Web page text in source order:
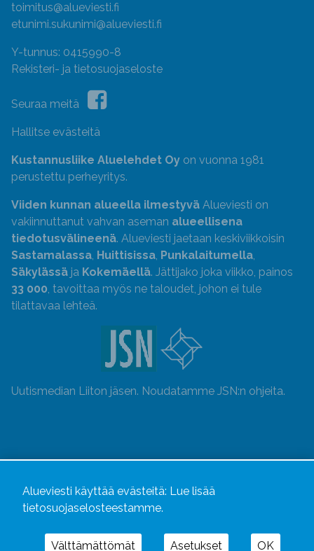
toimitus@alueviesti.fi
etunimi.sukunimi@alueviesti.fi
Y-tunnus: 0415990-8
Rekisteri- ja tietosuojaseloste
Seuraa meitä
Hallitse evästeitä
Kustannusliike Aluelehdet Oy on vuonna 1981
perustettu perheyritys.
Viiden kunnan alueella ilmestyvä Alueviesti on
vakiinnuttanut vahvan aseman alueellisena
tiedotusvälineenä. Alueviesti jaetaan keskiviikkoisin
Sastamalassa, Huittisissa, Punkalaitumella,
Säkylässä ja Kokemäellä. Jättijako joka viikko, painos
33 000, tavoittaa myös ne taloudet, johon ei tule
tilattavaa lehteä.
Uutismedian Liiton jäsen. Noudatamme JSN:n ohjeita.
Alueviesti käyttää evästeitä: Lue lisää
tietosuojaselosteestamme.
Välttämättömät Asetukset OK